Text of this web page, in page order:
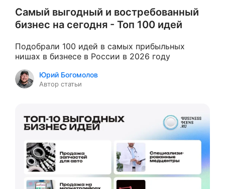
Самый выгодный и востребованный
бизнес на сегодня - Топ 100 идей
Подобрали 100 идей в самых прибыльных
нишах в бизнесе в России в 2026 году
Юрий Богомолов
Автор статьи